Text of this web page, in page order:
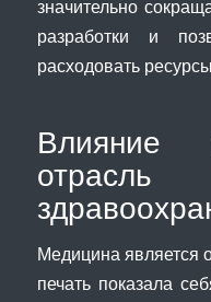
значительно
разработки и
расходовать
Влияние
Медицина является
печать показала